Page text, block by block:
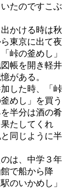
たのですこぶ
かける時は秋
東京に出て夜
峠の釜めし」
帳を開き軽井
がある。
した時、「峠
めし」を買う
半分は酒の肴
たしてくれ
同じように半
は、中学３年
で船から降
のいかめし」